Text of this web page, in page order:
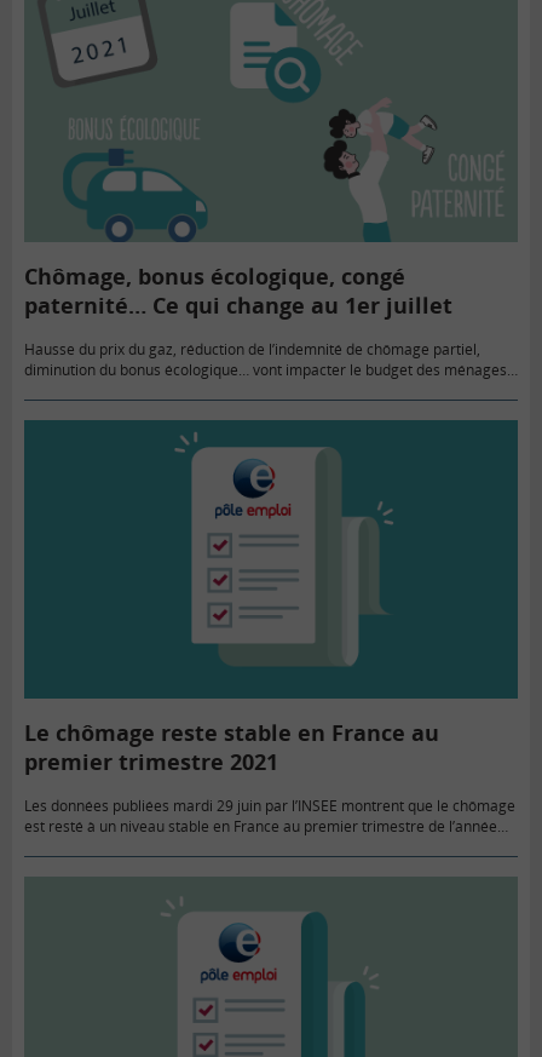
Chômage, bonus écologique, congé
paternité… Ce qui change au 1er juillet
Hausse du prix du gaz, réduction de l’indemnité de chômage partiel,
diminution du bonus écologique… vont impacter le budget des ménages
Le chômage reste stable en France au
premier trimestre 2021
Les données publiées mardi 29 juin par l’INSEE montrent que le chômage
est resté à un niveau stable en France au premier trimestre de l’année